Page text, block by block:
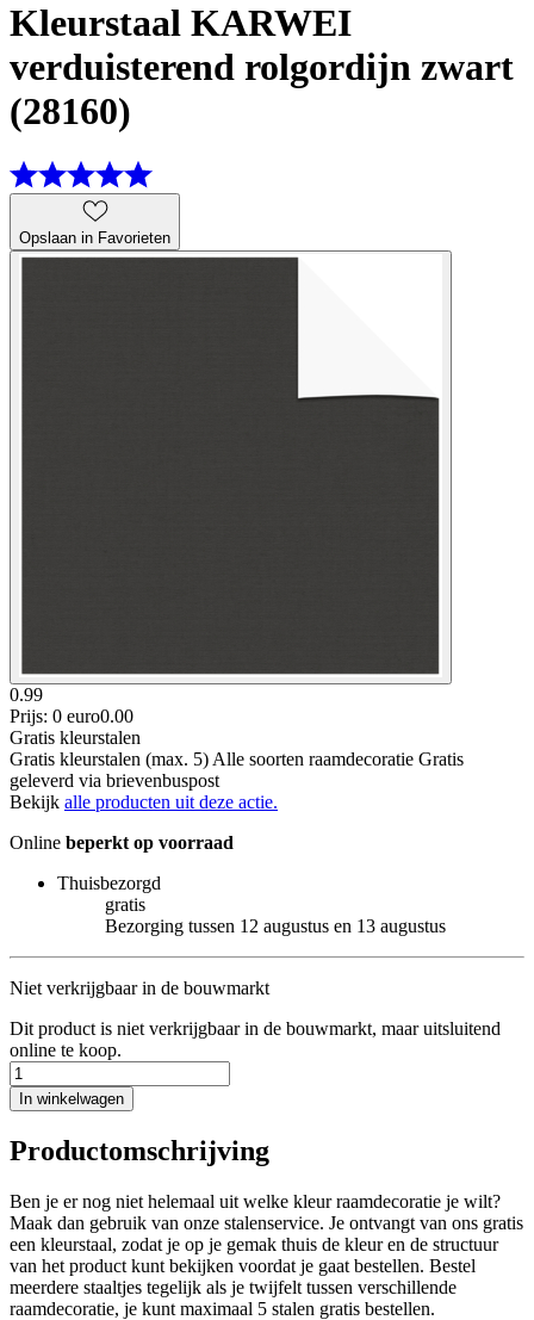
Kleurstaal KARWEI
verduisterend rolgordijn zwart
(28160)
Opslaan in Favorieten
0.99
Prijs: 0 euro0.00
Gratis kleurstalen
Gratis kleurstalen (max. 5) Alle soorten raamdecoratie Gratis
geleverd via brievenbuspost
Bekijk alle producten uit deze actie.
Online beperkt op voorraad
Thuisbezorgd
gratis
Bezorging tussen 12 augustus en 13 augustus
Niet verkrijgbaar in de bouwmarkt
Dit product is niet verkrijgbaar in de bouwmarkt, maar uitsluitend
online te koop.
In winkelwagen
Productomschrijving
Ben je er nog niet helemaal uit welke kleur raamdecoratie je wilt?
Maak dan gebruik van onze stalenservice. Je ontvangt van ons gratis
een kleurstaal, zodat je op je gemak thuis de kleur en de structuur
van het product kunt bekijken voordat je gaat bestellen. Bestel
meerdere staaltjes tegelijk als je twijfelt tussen verschillende
raamdecoratie, je kunt maximaal 5 stalen gratis bestellen.